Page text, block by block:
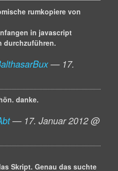
rumkopiere von
in javascript
durchzuführen.
— 17.
danke.
— 17. Januar 2012 @
Skript. Genau das suchte